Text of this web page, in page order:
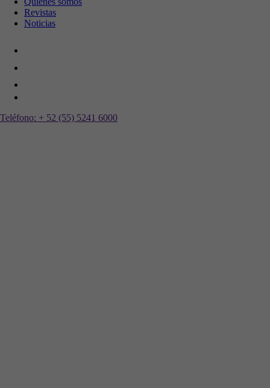
Revistas
Noticias
Teléfono: + 52 (55) 5241 6000